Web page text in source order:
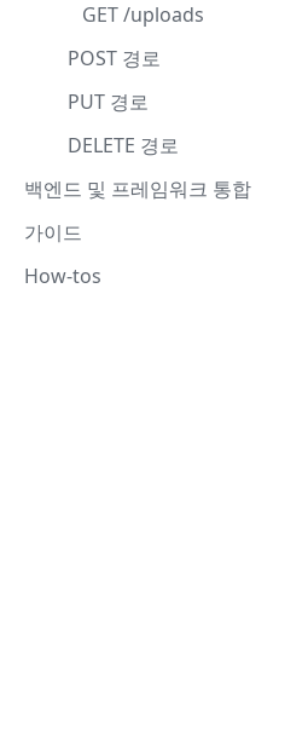
GET /uploads
POST 경로
PUT 경로
DELETE 경로
백엔드 및 프레임워크 통합
가이드
How-tos